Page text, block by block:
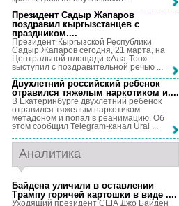
Президент Садыр Жапаров
поздравил кыргызстанцев с
праздником....
Президент Кыргызской Республики
Садыр Жапаров сегодня, 21 марта, на
Центральной площади «Ала-Тоо»
выступил с поздравительной речью ...
Двухлетний российский ребенок
отравился тяжелым наркотиком и....
В Екатеринбурге двухлетний ребенок
отравился тяжелым наркотиком
метадоном и попал в реанимацию. Об
этом сообщил Telegram-канал Ural ...
Аналитика
Байдена уличили в оставлении
Трампу горячей картошки в виде ....
Уходящий президент США Джо Байден